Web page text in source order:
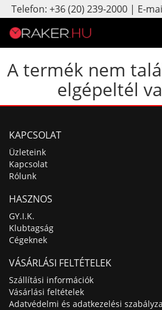
Telefon: +36 (20) 239-2000 | E-
A termék nem
elgépeltél
KAPCSOLAT
Üzleteink
Kapcsolat
Rólunk
HASZNOS
GY.I.K.
Klubtagság
Cégeknek
VÁSÁRLÁSI FELTÉTELEK
Szállítási információk
Vásárlási feltételek
Adatvédelmi és adatkezelési